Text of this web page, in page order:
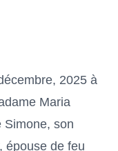
2025 à
Maria
Simone, son
épouse de feu